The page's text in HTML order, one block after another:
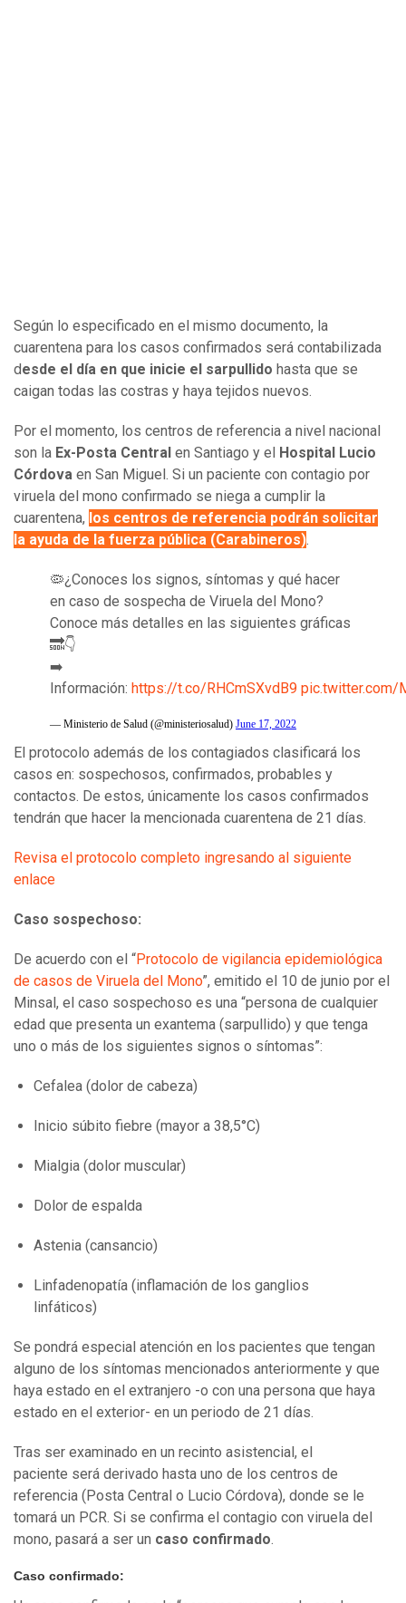
Según lo especificado en el mismo documento, la
cuarentena para los casos confirmados será contabilizada
desde el día en que inicie el sarpullido hasta que se
caigan todas las costras y haya tejidos nuevos.
Por el momento, los centros de referencia a nivel nacional
son la Ex-Posta Central en Santiago y el Hospital Lucio
Córdova en San Miguel. Si un paciente con contagio por
viruela del mono confirmado se niega a cumplir la
cuarentena, los centros de referencia podrán solicitar
la ayuda de la fuerza pública (Carabineros)
🦠¿Conoces los signos, síntomas y qué hacer
en caso de sospecha de Viruela del Mono?
Conoce más detalles en las siguientes gráficas
🔜👇
➡️
Información: https://t.co/RHCmSXvdB9 pic.twitter.com/
— Ministerio de Salud (@ministeriosalud) June 17, 2022
El protocolo además de los contagiados clasificará los
casos en: sospechosos, confirmados, probables y
contactos. De estos, únicamente los casos confirmados
tendrán que hacer la mencionada cuarentena de 21 días.
Revisa el protocolo completo ingresando al siguiente
enlace
Caso sospechoso:
De acuerdo con el “Protocolo de vigilancia epidemiológica
de casos de Viruela del Mono”, emitido el 10 de junio por el
Minsal, el caso sospechoso es una “persona de cualquier
edad que presenta un exantema (sarpullido) y que tenga
uno o más de los siguientes signos o síntomas”:
Cefalea (dolor de cabeza)
Inicio súbito fiebre (mayor a 38,5°C)
Mialgia (dolor muscular)
Dolor de espalda
Astenia (cansancio)
Linfadenopatía (inflamación de los ganglios
linfáticos)
Se pondrá especial atención en los pacientes que tengan
alguno de los síntomas mencionados anteriormente y que
haya estado en el extranjero -o con una persona que haya
estado en el exterior- en un periodo de 21 días.
Tras ser examinado en un recinto asistencial, el
paciente será derivado hasta uno de los centros de
referencia (Posta Central o Lucio Córdova), donde se le
tomará un PCR. Si se confirma el contagio con viruela del
mono, pasará a ser un caso confirmado
Caso confirmado: